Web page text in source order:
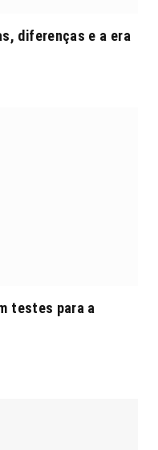
diferenças e a era
testes para a